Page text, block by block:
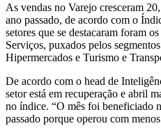
As vendas no Varejo cresceram
ano passado, de acordo com o
setores que se destacaram foram
Serviços, puxados pelos
Hipermercados e Turismo e
De acordo com o head de
setor está em recuperação e abril
no índice. “O mês foi beneficiado
passado porque operou com